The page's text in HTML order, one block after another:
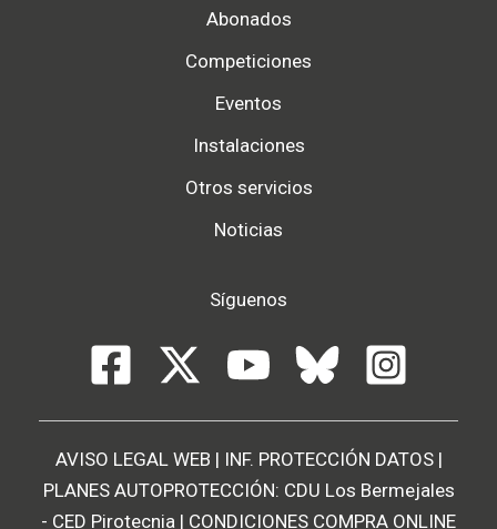
Abonados
Competiciones
Eventos
Instalaciones
Otros servicios
Noticias
Síguenos
AVISO LEGAL WEB | INF. PROTECCIÓN DATOS|
PLANES AUTOPROTECCIÓN: CDU Los Bermejales
- CED Pirotecnia | CONDICIONES COMPRA ONLINE